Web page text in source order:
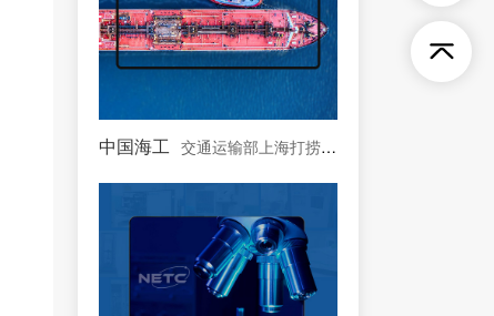
中国海工 交通运输部上海打捞局控股公司